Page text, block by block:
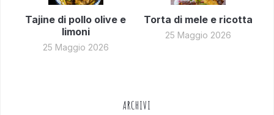
Tajine di pollo olive e
limoni
25 Maggio 2026
Torta di mele e ricotta
25 Maggio 2026
ARCHIVI